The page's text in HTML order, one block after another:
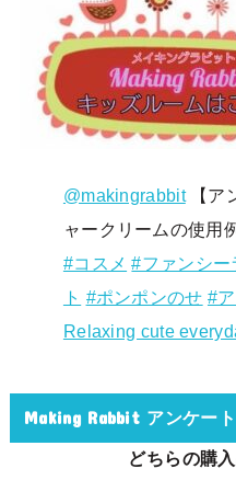
@makingrabbit【ア
ャークリームの使用
#コスメ #ファンシー
ト #ポンポンのせ #
Relaxing cute
Making Rabbit アンケー
どちらの購